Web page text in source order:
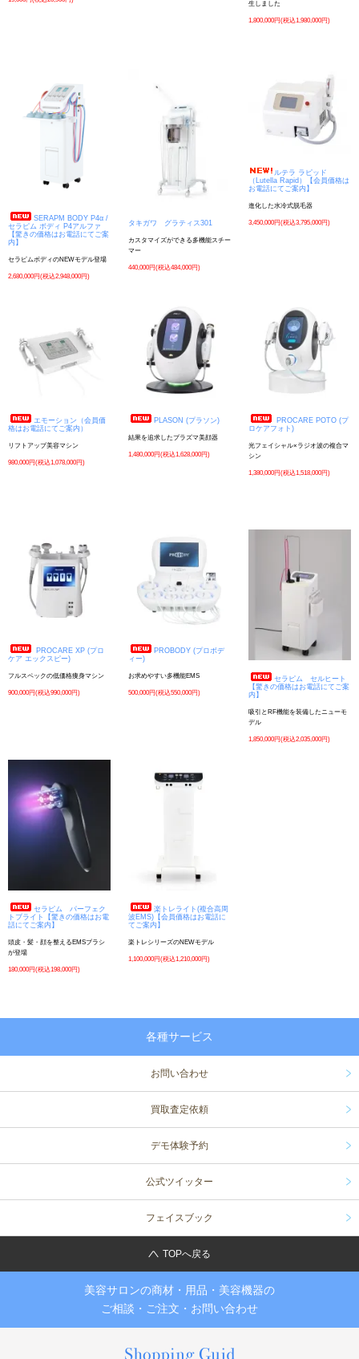
生しました
1,800,000円(税込1,980,000円)
SERAPM BODY P4α /
セラピム ボディ P4アルファ
【驚きの価格はお電話にてご案
内】
セラピムボディのNEWモデル登場
2,680,000円(税込2,948,000円)
タキガワ グラティス301
カスタマイズができる多機能スチー
マー
440,000円(税込484,000円)
ルテラ ラピッド
（Lutella Rapid）【会員価格は
お電話にてご案内】
進化した水冷式脱毛器
3,450,000円(税込3,795,000円)
エモーション（会員価
格はお電話にてご案内）
リフトアップ美容マシン
980,000円(税込1,078,000円)
PLASON (プラソン)
結果を追求したプラズマ美顔器
1,480,000円(税込1,628,000円)
PROCARE POTO (プ
ロケアフォト)
光フェイシャル×ラジオ波の複合マ
シン
1,380,000円(税込1,518,000円)
PROCARE XP (プロ
ケア エックスピー)
フルスペックの低価格痩身マシン
900,000円(税込990,000円)
PROBODY (プロボデ
ィー)
お求めやすい多機能EMS
500,000円(税込550,000円)
セラピム セルヒート
【驚きの価格はお電話にてご案
内】
吸引とRF機能を装備したニューモ
デル
1,850,000円(税込2,035,000円)
セラピム パーフェク
トブライト【驚きの価格はお電
話にてご案内】
頭皮・髪・顔を整えるEMSブラシ
が登場
180,000円(税込198,000円)
楽トレライト(複合高周
波EMS)【会員価格はお電話に
てご案内】
楽トレシリーズのNEWモデル
1,100,000円(税込1,210,000円)
各種サービス
お問い合わせ
買取査定依頼
デモ体験予約
公式ツイッター
フェイスブック
TOPへ戻る
美容サロンの商材・用品・美容機器の
ご相談・ご注文・お問い合わせ